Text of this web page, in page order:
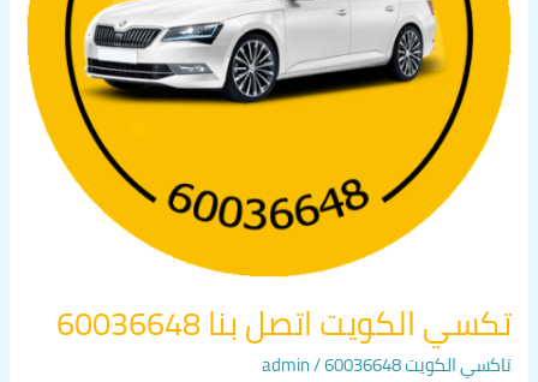
تكسي الكويت اتصل بنا 60036648
تاكسي الكويت 60036648 /
admin